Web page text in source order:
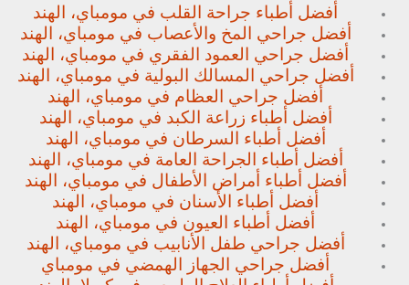
أفضل أطباء جراحة القلب في مومباي، الهند
أفضل جراحي المخ والأعصاب في مومباي، الهند
أفضل جراحي العمود الفقري في مومباي، الهند
أفضل جراحي المسالك البولية في مومباي، الهند
أفضل جراحي العظام في مومباي، الهند
أفضل أطباء زراعة الكبد في مومباي، الهند
أفضل أطباء السرطان في مومباي، الهند
أفضل أطباء الجراحة العامة في مومباي، الهند
أفضل أطباء أمراض الأطفال في مومباي، الهند
أفضل أطباء الأسنان في مومباي، الهند
أفضل أطباء العيون في مومباي، الهند
أفضل جراحي طفل الأنابيب في مومباي، الهند
أفضل جراحي الجهاز الهمضي في مومباي